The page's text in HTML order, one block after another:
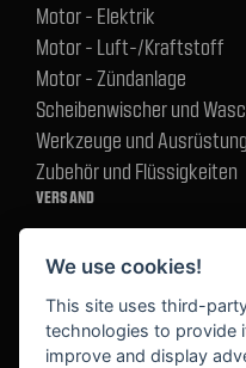
Motor - Elektrik
Motor - Luft-/Kraftstoff
Motor - Zündanlage
Scheibenwischer und
Werkzeuge und Ausrüstung
Zubehör und Flüssigkeiten
VERSAND
We use cookies!
This site uses third-
technologies to provide
improve and display